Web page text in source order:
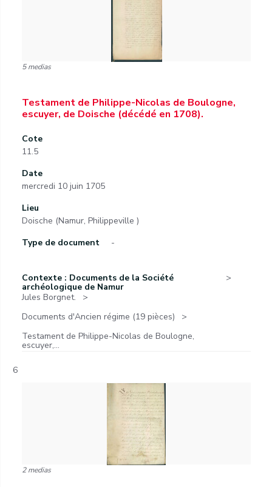
5 medias
Testament de Philippe-Nicolas de Boulogne,
escuyer, de Doische (décédé en 1708).
Cote
11.5
Date
mercredi 10 juin 1705
Lieu
Doische (Namur, Philippeville )
Type de document
-
Contexte : Documents de la Société
archéologique de Namur
Jules Borgnet.
Documents d'Ancien régime (19 pièces)
Testament de Philippe-Nicolas de Boulogne,
escuyer,...
6
2 medias